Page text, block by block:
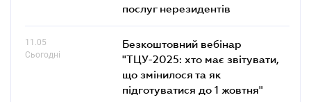
послуг нерезидентів
11.05
Сьогодні
Безкоштовний вебінар
"ТЦУ-2025: хто має звітувати,
що змінилося та як
підготуватися до 1 жовтня"